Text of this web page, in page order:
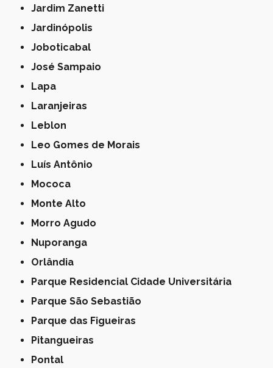
Jardim Zanetti
Jardinópolis
Joboticabal
José Sampaio
Lapa
Laranjeiras
Leblon
Leo Gomes de Morais
Luís Antônio
Mococa
Monte Alto
Morro Agudo
Nuporanga
Orlândia
Parque Residencial Cidade Universitária
Parque São Sebastião
Parque das Figueiras
Pitangueiras
Pontal